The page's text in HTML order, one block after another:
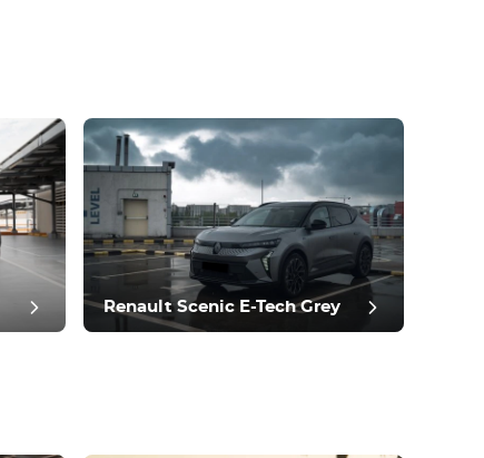
Renault Scenic E-Tech Grey